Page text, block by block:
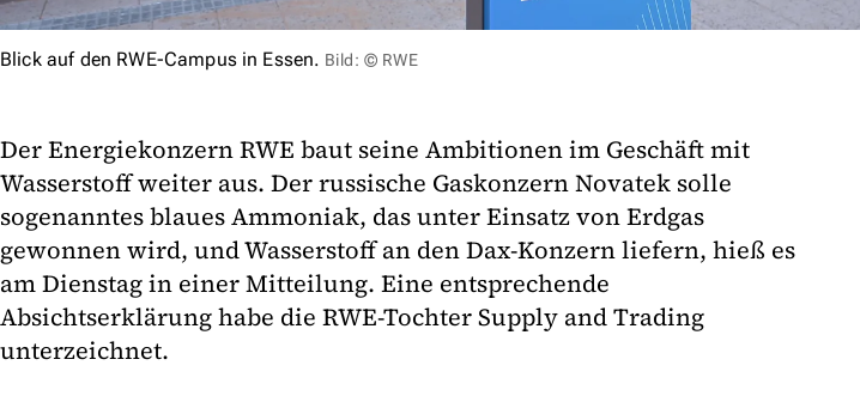
Blick auf den RWE-Campus in Essen. Bild: © RWE
Der Energiekonzern RWE baut seine Ambitionen im Geschäft mit
Wasserstoff weiter aus. Der russische Gaskonzern Novatek solle
sogenanntes blaues Ammoniak, das unter Einsatz von Erdgas
gewonnen wird, und Wasserstoff an den Dax-Konzern liefern, hieß es
am Dienstag in einer Mitteilung. Eine entsprechende
Absichtserklärung habe die RWE-Tochter Supply and Trading
unterzeichnet.